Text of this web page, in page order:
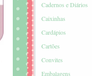
Cadernos e Diários
Caixinhas
Cardápios
Cartões
Convites
Embalagens